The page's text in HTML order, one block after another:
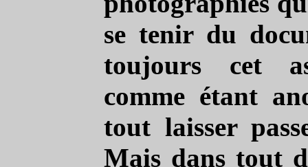
se tenir du
toujours cet
comme étant
tout laisser
Mais dans tout